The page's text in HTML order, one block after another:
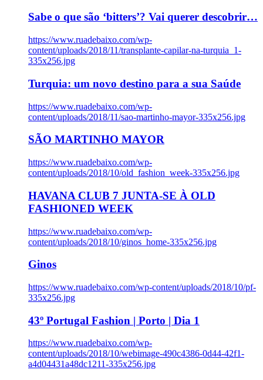
Sabe o que são ‘bitters’? Vai querer descobrir…
https://www.ruadebaixo.com/wp-
content/uploads/2018/11/transplante-capilar-na-turquia_1-
335x256.jpg
Turquia: um novo destino para a sua Saúde
https://www.ruadebaixo.com/wp-
content/uploads/2018/11/sao-martinho-mayor-335x256.jpg
SÃO MARTINHO MAYOR
https://www.ruadebaixo.com/wp-
content/uploads/2018/10/old_fashion_week-335x256.jpg
HAVANA CLUB 7 JUNTA-SE À OLD
FASHIONED WEEK
https://www.ruadebaixo.com/wp-
content/uploads/2018/10/ginos_home-335x256.jpg
Ginos
https://www.ruadebaixo.com/wp-content/uploads/2018/10/pf-
335x256.jpg
43º Portugal Fashion | Porto | Dia 1
https://www.ruadebaixo.com/wp-
content/uploads/2018/10/webimage-490c4386-0d44-42f1-
a4d04431a48dc1211-335x256.jpg